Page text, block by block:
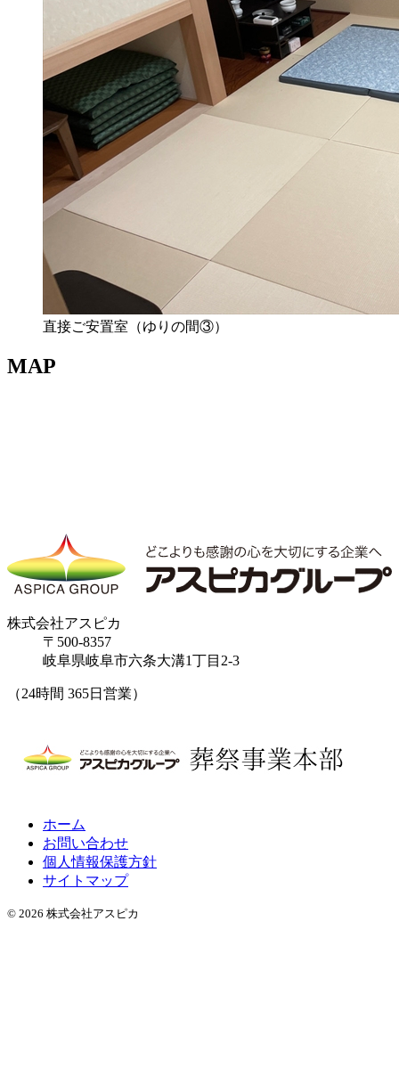
直接ご安置室（ゆりの間③）
MAP
株式会社アスピカ
〒500-8357
岐阜県岐阜市六条大溝1丁目2‐3
（24時間 365日営業）
ホーム
お問い合わせ
個人情報保護方針
サイトマップ
© 2026 株式会社アスピカ